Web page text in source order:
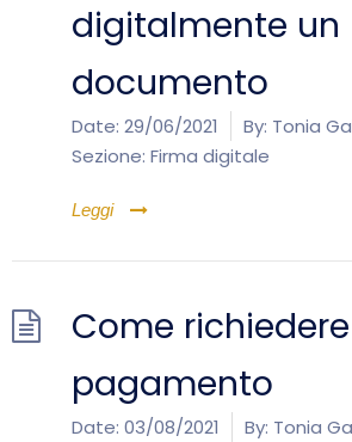
digitalmente un
documento
Date: 29/06/2021 By: Tonia
Sezione: Firma digitale
Leggi
Come
pagamento
Date: 03/08/2021 By: Tonia